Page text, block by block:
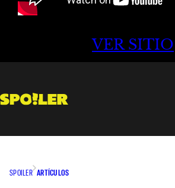
VER SITIO
SPOILER ARTÍCULOS